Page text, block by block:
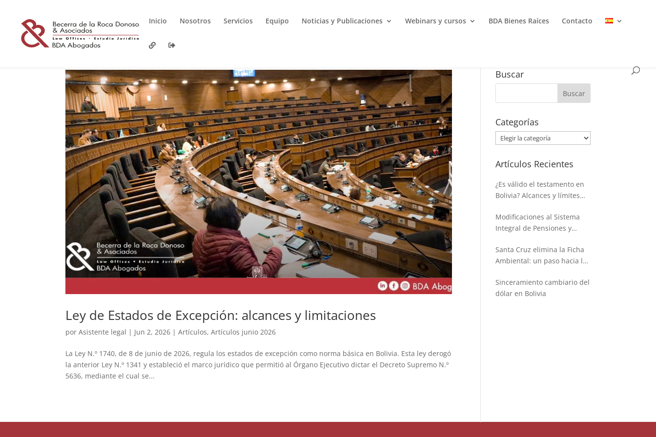
Inicio Nosotros Servicios Equipo Noticias y Publicaciones Webinars y cursos BDA Bienes Raíces Contacto
Ley de Estados de Excepción: alcances y limitaciones
porAsistente legal | Jun 2, 2026 |Artículos,Artículos junio 2026
La Ley N.º 1740, de 8 de junio de 2026, regula los estados de excepción como norma básica en Bolivia. Esta ley derogó
la anterior Ley N.º 1341 y estableció el marco jurídico que permitió al Órgano Ejecutivo dictar el Decreto Supremo N.º
5636, mediante el cual se...
Buscar
Categorías
Categorías
Artículos Recientes
¿Es válido el testamento en
Bolivia? Alcances y límites
hereditaria
Modificaciones al Sistema
Integral de Pensiones y
Santa Cruz elimina la Ficha
Ambiental: un paso hacia la
Sinceramiento cambiario del
dólar en Bolivia